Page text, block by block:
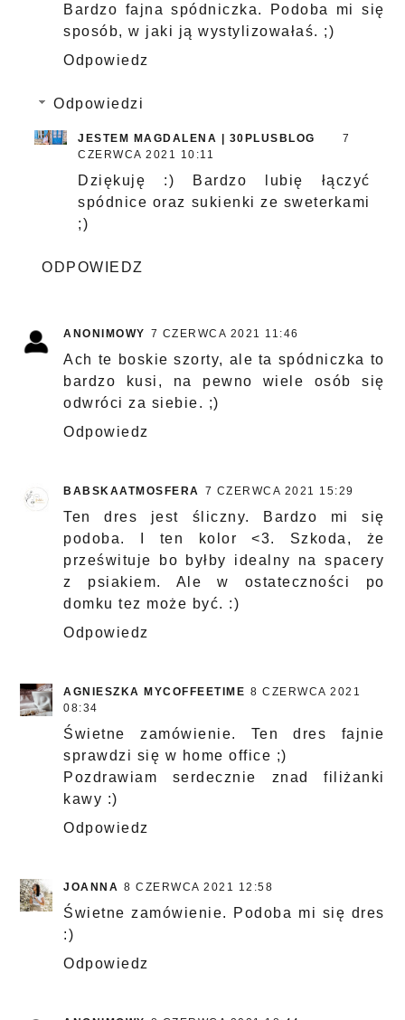
Bardzo fajna spódniczka. Podoba mi się
sposób, w jaki ją wystylizowałaś. ;)
Odpowiedz
Odpowiedzi
JESTEM MAGDALENA | 30PLUSBLOG
7
CZERWCA 2021 10:11
Dziękuję :) Bardzo lubię łączyć
spódnice oraz sukienki ze sweterkami
;)
ODPOWIEDZ
ANONIMOWY 7 CZERWCA 2021 11:46
Ach te boskie szorty, ale ta spódniczka to
bardzo kusi, na pewno wiele osób się
odwróci za siebie. ;)
Odpowiedz
BABSKAATMOSFERA 7 CZERWCA 2021 15:29
Ten dres jest śliczny. Bardzo mi się
podoba. I ten kolor <3. Szkoda, że
prześwituje bo byłby idealny na spacery
z psiakiem. Ale w ostateczności po
domku tez może być. :)
Odpowiedz
AGNIESZKA MYCOFFEETIME 8 CZERWCA 2021
08:34
Świetne zamówienie. Ten dres fajnie
sprawdzi się w home office ;)
Pozdrawiam serdecznie znad filiżanki
kawy :)
Odpowiedz
JOANNA 8 CZERWCA 2021 12:58
Świetne zamówienie. Podoba mi się dres
:)
Odpowiedz